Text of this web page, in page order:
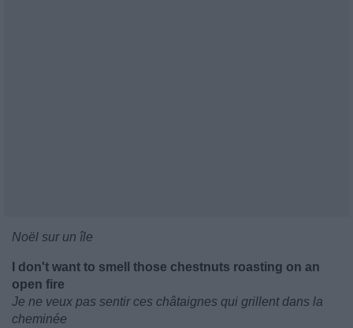
Noël sur un île
I don't want to smell those chestnuts roasting on an
open fire
Je ne veux pas sentir ces châtaignes qui grillent dans la
cheminée